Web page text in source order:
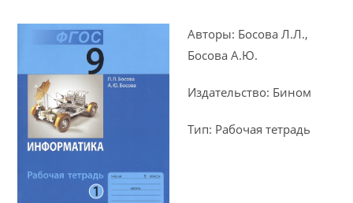
Авторы: Босова Л.Л.,
Босова А.Ю.
Издательство: Бином
Тип: Рабочая тетрадь